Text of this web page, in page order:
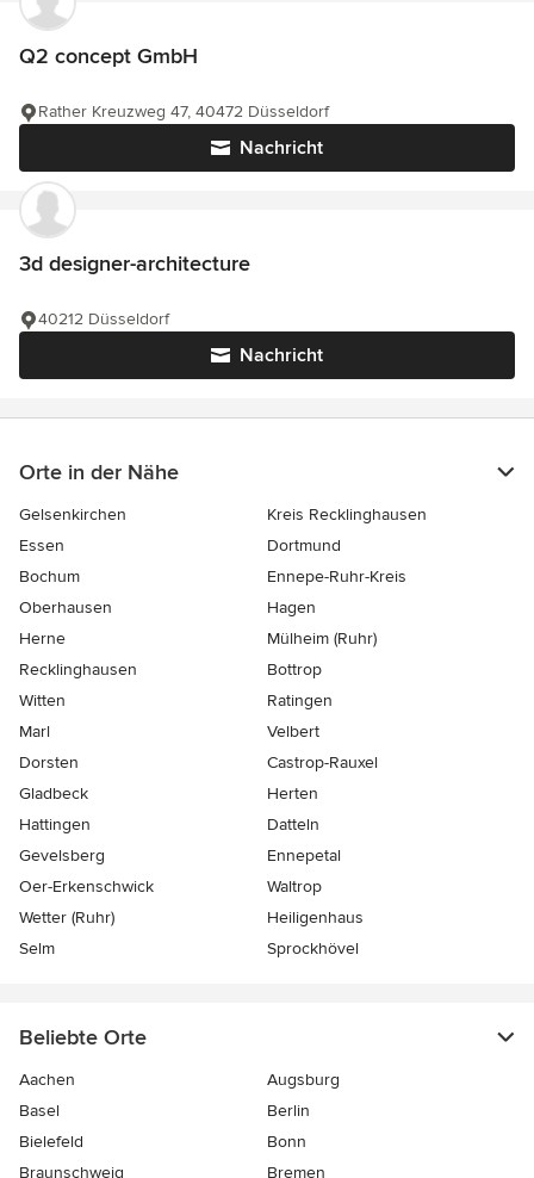
Q2 concept GmbH
Nachricht
Rather Kreuzweg 47, 40472 Düsseldorf
3d designer-architecture
Nachricht
40212 Düsseldorf
Orte in der Nähe
Gelsenkirchen
Kreis Recklinghausen
Essen
Dortmund
Bochum
Ennepe-Ruhr-Kreis
Oberhausen
Hagen
Herne
Mülheim (Ruhr)
Recklinghausen
Bottrop
Witten
Ratingen
Marl
Velbert
Dorsten
Castrop-Rauxel
Gladbeck
Herten
Hattingen
Datteln
Gevelsberg
Ennepetal
Oer-Erkenschwick
Waltrop
Wetter (Ruhr)
Heiligenhaus
Selm
Sprockhövel
Beliebte Orte
Aachen
Augsburg
Basel
Berlin
Bielefeld
Bonn
Braunschweig
Bremen